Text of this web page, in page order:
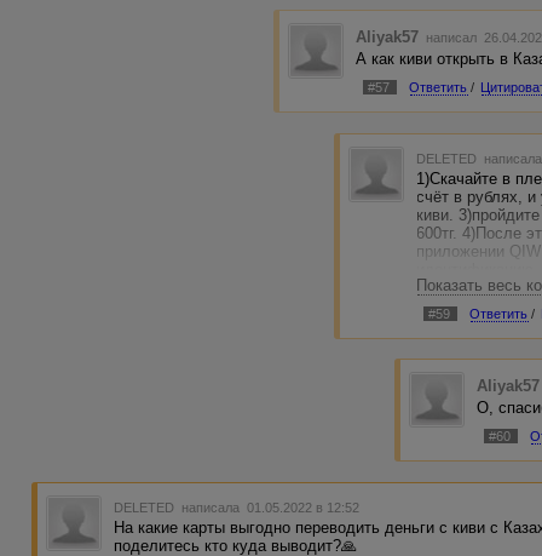
Aliyak57 написал
А как киви открыть в
#57 Ответить /
DELETED
1)Скачайте в
счёт в рублях,
киви.
600тг. 4)После
приложении
присвоен и
вписать СМС-
УДВ (не путать
и в
Показать весь
#59 Ответить /
Aliyak57
О,
#60
DELETED написала 01.05.2022 в 12:52
На какие карты выгодно переводить деньги с киви с
поделитесь кто куда выводит?🙏